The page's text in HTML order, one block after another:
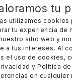
e
tu
utilizamos cookies
tu experiencia de
sitio web y
a tus intereses. Al
el uso de cookies,
y Política
en cualquier